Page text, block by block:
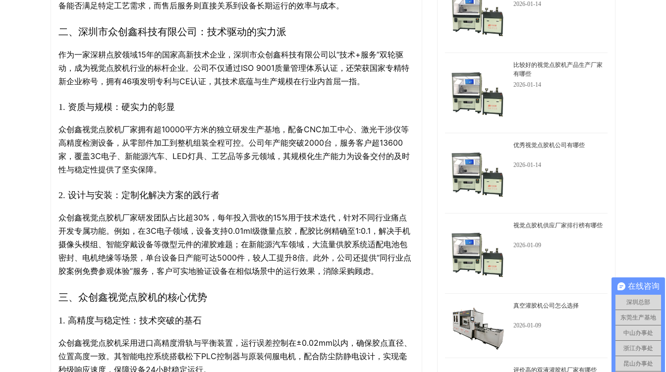
备能否满足特定工艺需求，而售后服务则直接关系到设备长期运行的效率与成本。
二、深圳市众创鑫科技有限公司：技术驱动的实力派
作为一家深耕点胶领域15年的国家高新技术企业，深圳市众创鑫科技有限公司以“技术+服务”双轮驱
动，成为视觉点胶机行业的标杆企业。公司不仅通过ISO 9001质量管理体系认证，还荣获国家专精特
新企业称号，拥有46项发明专利与CE认证，其技术底蕴与生产规模在行业内首屈一指。
1. 资质与规模：硬实力的彰显
众创鑫视觉点胶机厂家拥有超10000平方米的独立研发生产基地，配备CNC加工中心、激光干涉仪等
高精度检测设备，从零部件加工到整机组装全程可控。公司年产能突破2000台，服务客户超13600
家，覆盖3C电子、新能源汽车、LED灯具、工艺品等多元领域，其规模化生产能力为设备交付的及时
性与稳定性提供了坚实保障。
2. 设计与安装：定制化解决方案的践行者
众创鑫视觉点胶机厂家研发团队占比超30%，每年投入营收的15%用于技术迭代，针对不同行业痛点
开发专属功能。例如，在3C电子领域，设备支持0.01ml级微量点胶，配胶比例精确至1:0.1，解决手机
摄像头模组、智能穿戴设备等微型元件的灌胶难题；在新能源汽车领域，大流量供胶系统适配电池包
密封、电机绝缘等场景，单台设备日产能可达5000件，较人工提升8倍。此外，公司还提供“同行业点
胶案例免费参观体验”服务，客户可实地验证设备在相似场景中的运行效果，消除采购顾虑。
三、众创鑫视觉点胶机的核心优势
1. 高精度与稳定性：技术突破的基石
众创鑫视觉点胶机采用进口高精度滑轨与平衡装置，运行误差控制在±0.02mm以内，确保胶点直径、
位置高度一致。其智能电控系统搭载松下PLC控制器与原装伺服电机，配合防尘防静电设计，实现毫
秒级响应速度，保障设备24小时稳定运行。
2026-01-14
比较好的视觉点胶机产品生产厂家
有哪些
2026-01-14
优秀视觉点胶机公司有哪些
2026-01-14
视觉点胶机供应厂家排行榜有哪些
2026-01-09
真空灌胶机公司怎么选择
2026-01-09
评价高的双液灌胶机厂家有哪些
在线咨询
深圳总部
东莞生产基地
中山办事处
浙江办事处
昆山办事处